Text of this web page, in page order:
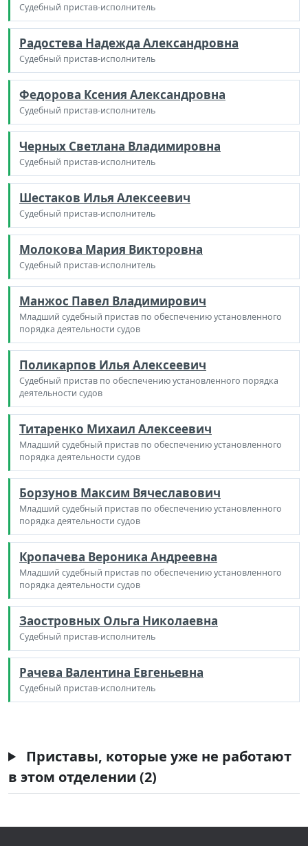
Судебный пристав-исполнитель
Радостева Надежда Александровна
Судебный пристав-исполнитель
Федорова Ксения Александровна
Судебный пристав-исполнитель
Черных Светлана Владимировна
Судебный пристав-исполнитель
Шестаков Илья Алексеевич
Судебный пристав-исполнитель
Молокова Мария Викторовна
Судебный пристав-исполнитель
Манжос Павел Владимирович
Младший судебный пристав по обеспечению установленного
порядка деятельности судов
Поликарпов Илья Алексеевич
Судебный пристав по обеспечению установленного порядка
деятельности судов
Титаренко Михаил Алексеевич
Младший судебный пристав по обеспечению установленного
порядка деятельности судов
Борзунов Максим Вячеславович
Младший судебный пристав по обеспечению установленного
порядка деятельности судов
Кропачева Вероника Андреевна
Младший судебный пристав по обеспечению установленного
порядка деятельности судов
Заостровных Ольга Николаевна
Судебный пристав-исполнитель
Рачева Валентина Евгеньевна
Судебный пристав-исполнитель
Приставы, которые уже не работают
в этом отделении (2)